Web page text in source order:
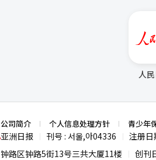
推动激进的市场扩张战略，这也是同样
触的全球资产，现在普通投资者也能轻
等都是典型案例。最近，他们还在推进
性。 这不仅意味着金融的数字化转型
力是最大的优势。建立了连接海外房地
产600万亿韩元的时代。长期视角和稳
的比重仍然较高。海外办公楼和酒店等
韩亚证券设定了到2030年相关管理资
仅是借钱的机构，还应在培育未来产业
的工具，而不仅仅是盈利业务。在这一
到最具生产性的地方，那么韩胜默就是
胎换骨的变化”。他强调，不仅仅是简
推进基于AI的业务创新。正在考虑在风
资产管理服务方面，韩亚证券投入了大
行STO发行和流通的综合系统，积极抢
示：“香港和日本等主要国家早在数年
风险并进行大规模投资的同时建立了联
和监管不确定性。”※ 本报道经人工智
人
公司简介 个人信息处理方针 青少年
亚洲日报 刊号 : 서울,아04336 注册日
钟路区钟路5街13号三共大厦11楼
创刊